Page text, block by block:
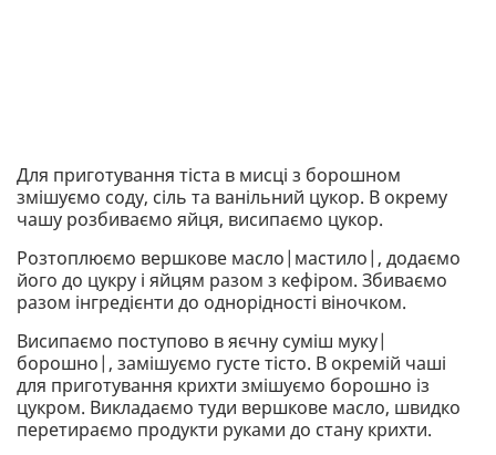
Для приготування тіста в мисці з борошном
змішуємо соду, сіль та ванільний цукор. В окрему
чашу розбиваємо яйця, висипаємо цукор.
Розтоплюємо вершкове масло|мастило|, додаємо
його до цукру і яйцям разом з кефіром. Збиваємо
разом інгредієнти до однорідності віночком.
Висипаємо поступово в яєчну суміш муку|
борошно|, замішуємо густе тісто. В окремій чаші
для приготування крихти змішуємо борошно із
цукром. Викладаємо туди вершкове масло, швидко
перетираємо продукти руками до стану крихти.